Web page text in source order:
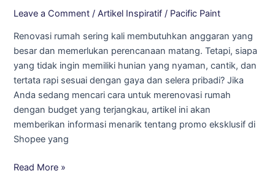
Leave a Comment /Artikel Inspiratif / Pacific Paint
Renovasi rumah sering kali membutuhkan anggaran yang
besar dan memerlukan perencanaan matang. Tetapi, siapa
yang tidak ingin memiliki hunian yang nyaman, cantik, dan
tertata rapi sesuai dengan gaya dan selera pribadi? Jika
Anda sedang mencari cara untuk merenovasi rumah
dengan budget yang terjangkau, artikel ini akan
memberikan informasi menarik tentang promo eksklusif di
Shopee yang
Shopee:
Sekarang,
Rumah
Jadi
Indah!
Read More »